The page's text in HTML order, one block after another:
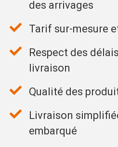
des arrivages
Tarif sur-mesure
Respect des
livraison
Qualité des
Livraison
embarqué